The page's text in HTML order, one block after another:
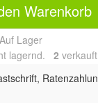
Warenkorb
Auf Lager
lagernd. 2 verkauft